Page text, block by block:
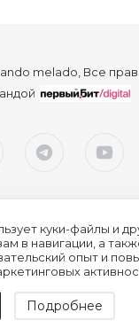
melado, Все
персональных
куки-файлы и
в навигации, а
опыт и
Подробнее